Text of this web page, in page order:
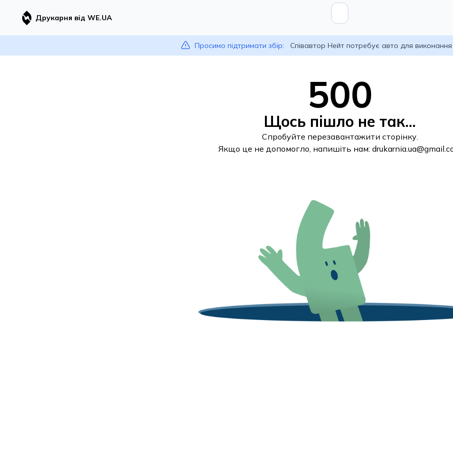
Друкарня від WE.UA
Просимо підтримати збір: Співавтор Нейт потребує авто для
500
Щось пішло не так...
Спробуйте перезавантажити сторінку.
Якщо це не допомогло, напишіть нам: